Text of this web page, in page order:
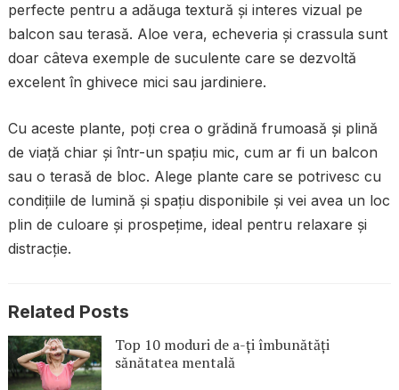
perfecte pentru a adăuga textură și interes vizual pe
balcon sau terasă. Aloe vera, echeveria și crassula sunt
doar câteva exemple de suculente care se dezvoltă
excelent în ghivece mici sau jardiniere.
Cu aceste plante, poți crea o grădină frumoasă și plină
de viață chiar și într-un spațiu mic, cum ar fi un balcon
sau o terasă de bloc. Alege plante care se potrivesc cu
condițiile de lumină și spațiu disponibile și vei avea un loc
plin de culoare și prospețime, ideal pentru relaxare și
distracție.
Related Posts
Top 10 moduri de a-ți îmbunătăți
sănătatea mentală